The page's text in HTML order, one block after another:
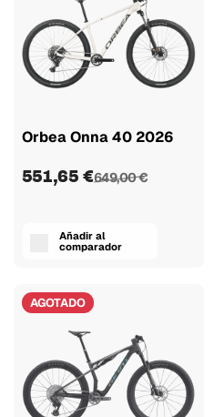
Orbea Onna 40 2026
551,65 €649,00 €
Añadir al
comparador
AGOTADO